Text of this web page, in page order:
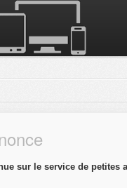
sur le service de petites